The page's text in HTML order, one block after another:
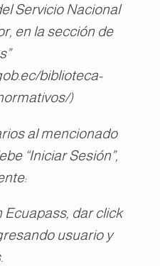
Servicio Nacional
en la sección de
biblioteca-
)
al mencionado
“Iniciar Sesión”,
Ecuapass, dar click
usuario y